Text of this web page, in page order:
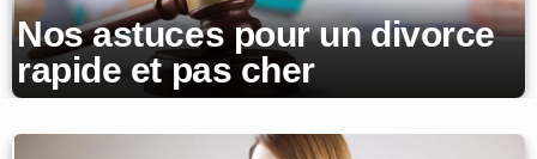
Nos astuces pour un divorce
rapide et pas cher